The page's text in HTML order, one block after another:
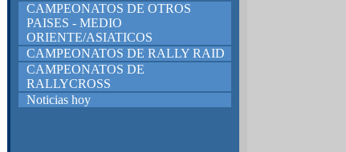
CAMPEONATOS DE OTROS
PAISES - MEDIO
ORIENTE/ASIATICOS
CAMPEONATOS DE RALLY RAID
CAMPEONATOS DE
RALLYCROSS
Noticias hoy